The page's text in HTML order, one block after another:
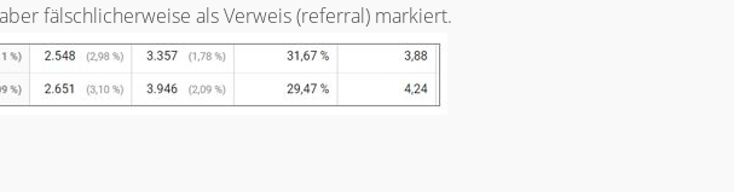
fälschlicherweise als Verweis (referral) markiert.